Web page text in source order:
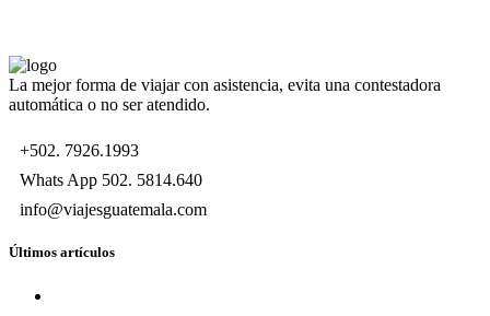
La mejor forma de viajar con asistencia, evita una contestadora
automática o no ser atendido.
+502. 7926.1993
Whats App 502. 5814.640
info@viajesguatemala.com
Últimos artículos